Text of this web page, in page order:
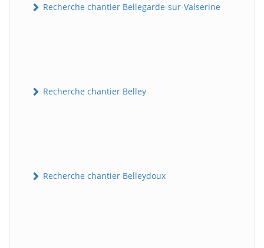
Recherche chantier Bellegarde-sur-Valserine
Recherche chantier Belley
Recherche chantier Belleydoux